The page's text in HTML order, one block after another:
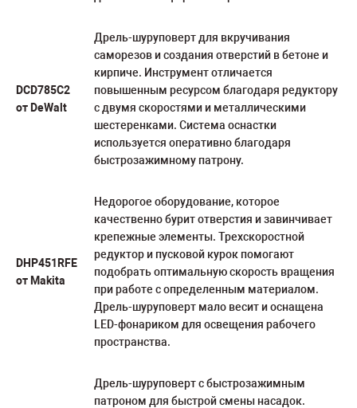
DCD785C2
от DeWalt
Дрель-шуруповерт для вкручивания
саморезов и создания отверстий в бетоне и
кирпиче. Инструмент отличается
повышенным ресурсом благодаря редуктору
с двумя скоростями и металлическими
шестеренками. Система оснастки
используется оперативно благодаря
быстрозажимному патрону.
DHP451RFE
от Makita
Недорогое оборудование, которое
качественно бурит отверстия и завинчивает
крепежные элементы. Трехскоростной
редуктор и пусковой курок помогают
подобрать оптимальную скорость вращения
при работе с определенным материалом.
Дрель-шуруповерт мало весит и оснащена
LED-фонариком для освещения рабочего
пространства.
Дрель-шуруповерт с быстрозажимным
патроном для быстрой смены насадок.